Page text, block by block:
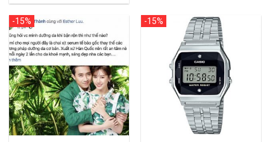
-15% -15%